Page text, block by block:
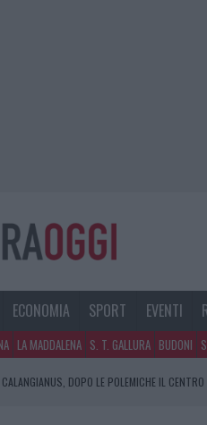
ECONOMIA SPORT EVENTI
LA MADDALENA S. T. GALLURA BUDONI
CALANGIANUS, DOPO LE POLEMICHE IL